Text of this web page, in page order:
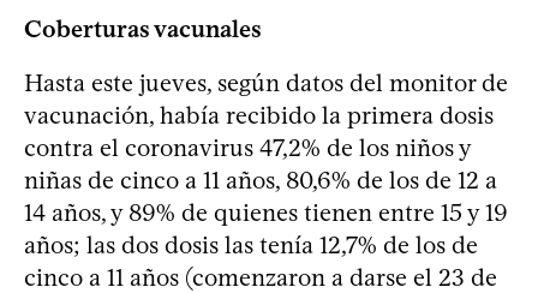
Coberturas vacunales
Hasta este jueves, según datos del monitor de
vacunación, había recibido la primera dosis
contra el coronavirus 47,2% de los niños y
niñas de cinco a 11 años, 80,6% de los de 12 a
14 años, y 89% de quienes tienen entre 15 y 19
años; las dos dosis las tenía 12,7% de los de
cinco a 11 años (comenzaron a darse el 23 de